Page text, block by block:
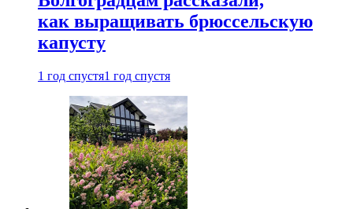
как выращивать брюссельскую
капусту
1 год спустя1 год спустя